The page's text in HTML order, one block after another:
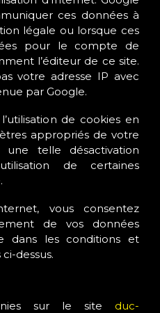
ces données à
légale ou lorsque ces
pour le compte de
l’éditeur de ce site.
votre adresse IP avec
par Google.
de cookies en
appropriés de votre
une telle désactivation
de certaines
vous consentez
de vos données
dans les conditions et
dessus.
sur le site duc-